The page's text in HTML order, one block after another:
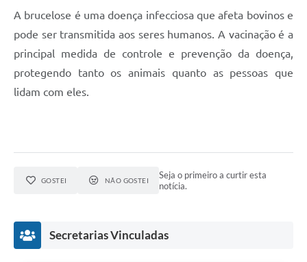
A brucelose é uma doença infecciosa que afeta bovinos e
pode ser transmitida aos seres humanos. A vacinação é a
principal medida de controle e prevenção da doença,
protegendo tanto os animais quanto as pessoas que
lidam com eles.
GOSTEI NÃO GOSTEI
Seja o primeiro a curtir esta
notícia.
Secretarias Vinculadas